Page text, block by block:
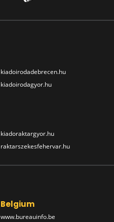
kiadoirodadebrecen.hu
kiadoirodagyor.hu
kiadoraktargyor.hu
raktarszekesfehervar.hu
Belgium
www.bureauinfo.be